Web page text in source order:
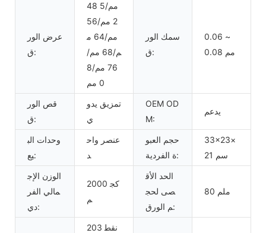
عرض الور
ق:
48 مم/5
2 مم/56
مم/64 م
م/68 مم/
76 مم/8
0 مم
سمك الور
ق:
0.06 ~
0.08 مم
قص الور
ق:
تمزيق يدو
ي
OEM OD
M:
يدعم
وحدات الب
يع:
عنصر واح
د
حجم العبو
ة الفردية:
33×23×
21 سم
الوزن الإج
مالي الفر
دي:
2000 كج
م
الحد الأق
صى لحج
م الورق:
80 ملم
203 نقط